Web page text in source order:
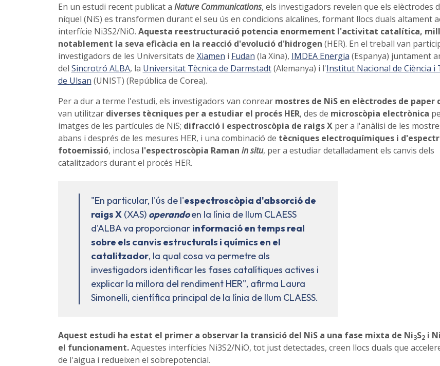
En un estudi recent publicat a Nature Communications, els investigadors revelen que els elèctrodes
níquel (NiS) es transformen durant el seu ús en condicions alcalines, formant llocs duals altament
interfície Ni3S2/NiO. Aquesta reestructuració potencia enormement l'activitat catalítica,
notablement la seva eficàcia en la reacció d'evolució d'hidrogen (HER). En el treball van
investigadors de les Universitats de Xiamen i Fudan (la Xina), IMDEAEnergia (Espanya) juntament
del Sincrotró ALBA, la Universitat Tècnica de Darmstadt(Alemanya) i l'Institut Nacional de Ciència i
de Ulsan (UNIST) (República de Corea).
Per a dur a terme l'estudi, els investigadors van conrear mostres de NiS en elèctrodes de paper
van utilitzar diverses tècniques per a estudiar el procés HER, des de microscòpia electrònica
imatges de les partícules de NiS; difracció i espectroscòpia de raigs Xper a l'anàlisi de les
abans i després de les mesures HER, i una combinació de tècniques electroquímiques i
fotoemissió, inclosa l'espectroscòpia Raman in situ, per a estudiar detalladament els canvis dels
catalitzadors durant el procés HER.
"En particular, l'ús de l'espectroscòpia d'absorció de
raigs X(XAS) operandoen la línia de llum CLAESS
d'ALBA va proporcionar informació en temps real
sobre els canvis estructurals i químics en el
catalitzador, la qual cosa va permetre als
investigadors identificar les fases catalítiques actives i
explicar la millora del rendiment HER", afirma Laura
Simonelli, científica principal de la línia de llum CLAESS.
Aquest estudi ha estat el primer a observar la transició del NiS a una fase mixta de Ni3S2i
el funcionament.Aquestes interfícies Ni3S2/NiO, tot just detectades, creen llocs duals que
de l'aigua i redueixen el sobrepotencial.